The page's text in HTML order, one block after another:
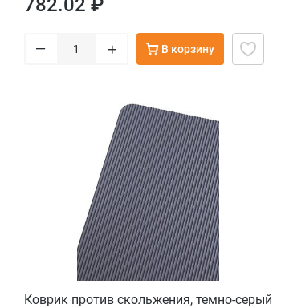
– + В корзину
Коврик против скольжения, темно-серый